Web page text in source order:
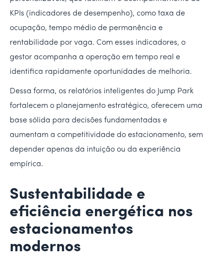
KPIs (indicadores de desempenho), como taxa de
ocupação, tempo médio de permanência e
rentabilidade por vaga. Com esses indicadores, o
gestor acompanha a operação em tempo real e
identifica rapidamente oportunidades de melhoria.
Dessa forma, os relatórios inteligentes do Jump Park
fortalecem o planejamento estratégico, oferecem uma
base sólida para decisões fundamentadas e
aumentam a competitividade do estacionamento, sem
depender apenas da intuição ou da experiência
empírica.
Sustentabilidade e
eficiência energética nos
estacionamentos
modernos